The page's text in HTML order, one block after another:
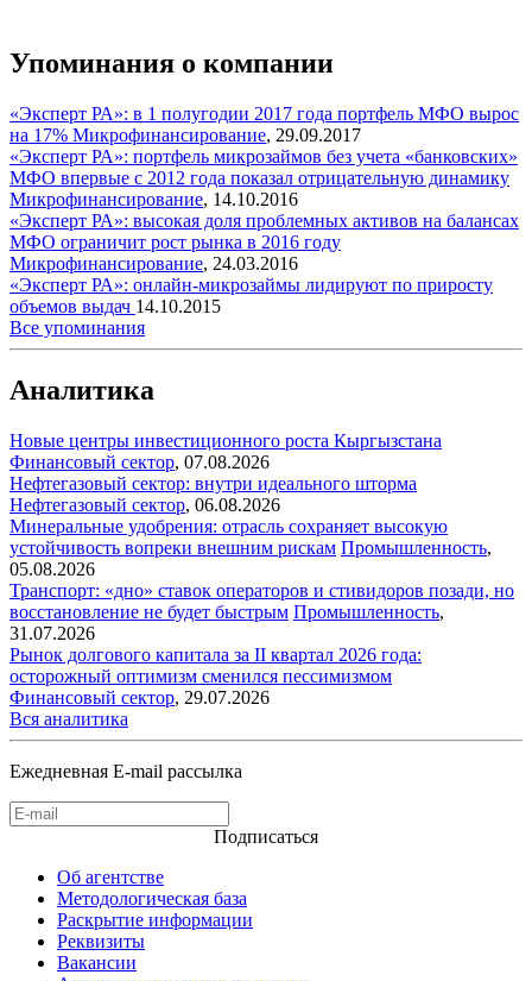
Упоминания о компании
«Эксперт РА»: в 1 полугодии 2017 года портфель МФО вырос
на 17% Микрофинансирование, 29.09.2017
«Эксперт РА»: портфель микрозаймов без учета «банковских»
МФО впервые с 2012 года показал отрицательную динамику
Микрофинансирование, 14.10.2016
«Эксперт РА»: высокая доля проблемных активов на балансах
МФО ограничит рост рынка в 2016 году
Микрофинансирование, 24.03.2016
«Эксперт РА»: онлайн-микрозаймы лидируют по приросту
объемов выдач 14.10.2015
Все упоминания
Аналитика
Новые центры инвестиционного роста Кыргызстана
Финансовый сектор, 07.08.2026
Нефтегазовый сектор: внутри идеального шторма
Нефтегазовый сектор, 06.08.2026
Минеральные удобрения: отрасль сохраняет высокую
устойчивость вопреки внешним рискам Промышленность,
05.08.2026
Транспорт: «дно» ставок операторов и стивидоров позади, но
восстановление не будет быстрым Промышленность,
31.07.2026
Рынок долгового капитала за II квартал 2026 года:
осторожный оптимизм сменился пессимизмом
Финансовый сектор, 29.07.2026
Вся аналитика
Ежедневная E-mail рассылка
Подписаться
Об агентстве
Методологическая база
Раскрытие информации
Реквизиты
Вакансии